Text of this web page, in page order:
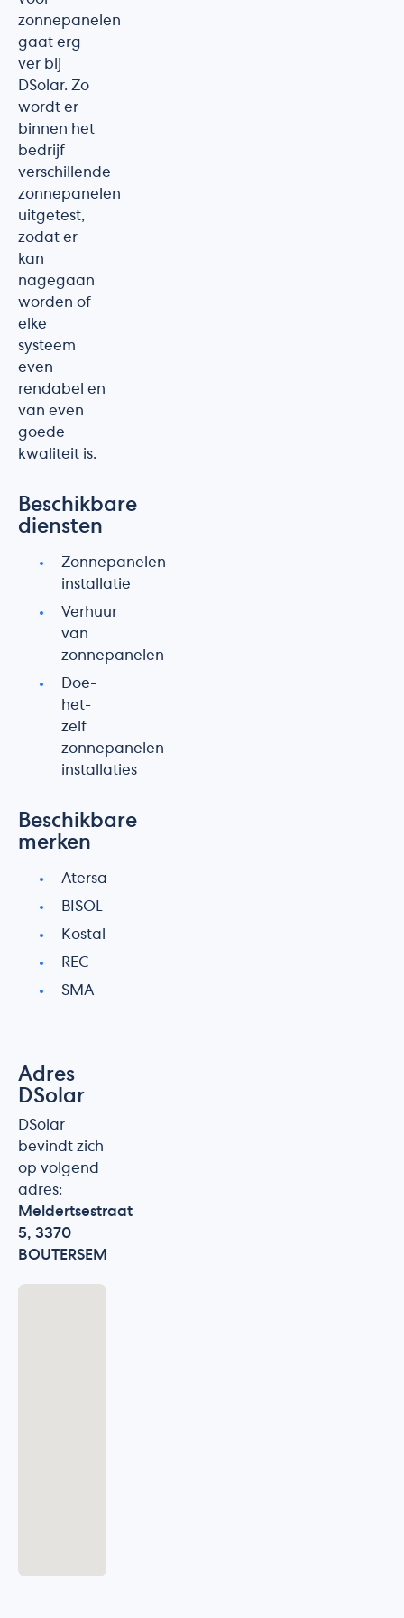
zonnepanelen
gaat erg
ver bij
DSolar. Zo
wordt er
binnen het
bedrijf
verschillende
zonnepanelen
uitgetest,
zodat er
kan
nagegaan
worden of
elke
systeem
even
rendabel en
van even
goede
kwaliteit is.
Beschikbare
diensten
Zonnepanelen
installatie
Verhuur
van
zonnepanelen
Doe-
het-
zelf
zonnepanelen
installaties
Beschikbare
merken
Atersa
BISOL
Kostal
REC
SMA
Adres
DSolar
DSolar
bevindt zich
op volgend
adres:
Meldertsestraat
5, 3370
BOUTERSEM